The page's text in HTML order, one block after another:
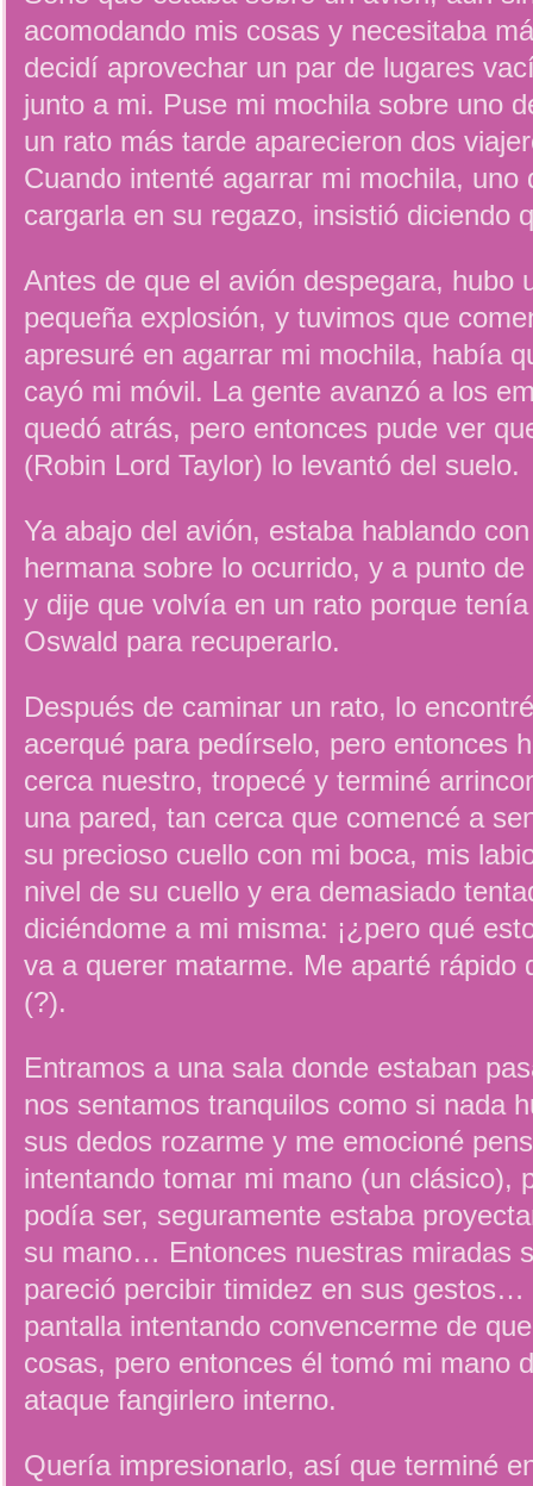
acomodando mis cosas y necesitaba
decidí aprovechar un par de lugares
junto a mi. Puse mi mochila sobre uno
un rato más tarde aparecieron dos
Cuando intenté agarrar mi mochila, uno
cargarla en su regazo, insistió diciendo
Antes de que el avión despegara, hubo
pequeña explosión, y tuvimos que
apresuré en agarrar mi mochila, había
cayó mi móvil. La gente avanzó a los
quedó atrás, pero entonces pude ver
(Robin Lord Taylor) lo levantó del suelo.
Ya abajo del avión, estaba hablando
hermana sobre lo ocurrido, y a punto
y dije que volvía en un rato porque
Oswald para recuperarlo.
Después de caminar un rato, lo
acerqué para pedírselo, pero entonces
cerca nuestro, tropecé y terminé
una pared, tan cerca que comencé a
su precioso cuello con mi boca, mis
nivel de su cuello y era demasiado
diciéndome a mi misma: ¡¿pero qué
va a querer matarme. Me aparté rápido
(?).
Entramos a una sala donde estaban
nos sentamos tranquilos como si nada
sus dedos rozarme y me emocioné
intentando tomar mi mano (un clásico),
podía ser, seguramente estaba
su mano… Entonces nuestras miradas
pareció percibir timidez en sus
pantalla intentando convencerme de
cosas, pero entonces él tomó mi mano
ataque fangirlero interno.
Quería impresionarlo, así que terminé